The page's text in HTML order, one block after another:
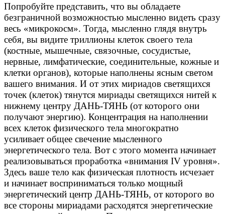
Попробуйте представить, что вы обладаете
безграничной возможностью мысленно видеть сразу
весь «микрокосм». Тогда, мысленно глядя внутрь
себя, вы видите триллионы клеток своего тела
(костные, мышечные, связочные, сосудистые,
нервные, лимфатические, соединительные, кожные и
клетки органов), которые наполнены ясным светом
вашего внимания. И от этих мириадов светящихся
точек (клеток) тянутся мириады светящихся нитей к
нижнему центру ДАНЬ-ТЯНЬ (от которого они
получают энергию). Концентрация на наполнении
всех клеток физического тела многократно
усиливает общее свечение мысленного
энергетического тела. Вот с этого момента начинает
реализовываться проработка «внимания IV уровня».
Здесь ваше тело как физическая плотность исчезает
и начинает восприниматься только мощный
энергетический центр ДАНЬ-ТЯНЬ, от которого во
все стороны мириадами расходятся энергетические